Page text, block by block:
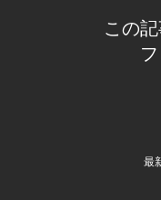
この
最